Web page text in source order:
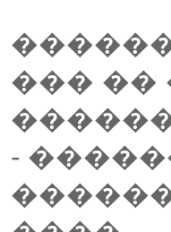
��� ��
-